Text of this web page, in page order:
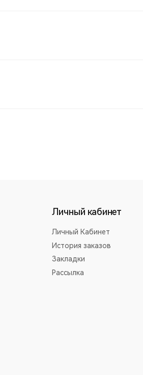
Личный кабинет
Личный Кабинет
История заказов
Закладки
Рассылка